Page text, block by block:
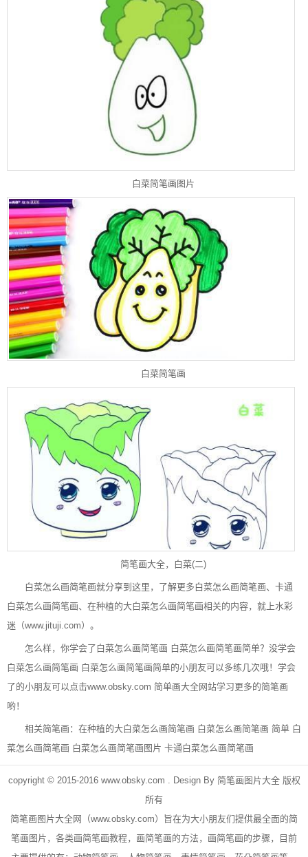
白菜简笔画图片
白菜简笔画
简笔画大全，白菜(二)
白菜怎么画简笔画就分享到这里，了解更多白菜怎么画简笔画、卡通
白菜怎么画简笔画、在种植的大白菜怎么画简笔画相关的内容，就上水彩
迷（www.jituji.com）。
怎么样，你学会了白菜怎么画简笔画 白菜怎么画简笔画简单？没学会
白菜怎么画简笔画 白菜怎么画简笔画简单的小朋友可以多练几次哦！学会
了的小朋友可以点击www.obsky.com 简单画大全网站学习更多的简笔画
哟！
相关简笔画： 在种植的大白菜怎么画简笔画 白菜怎么画简笔画 简单 白
菜怎么画简笔画 白菜怎么画简笔画图片 卡通白菜怎么画简笔画
copyright © 2015-2016 www.obsky.com . Design By 简笔画图片大全版权
所有
简笔画 图片大全网（www.obsky.com）旨在为大小朋友们提供最全面的简
笔画图片，各类画简笔画教程，画简笔画的方法，画简笔画的步骤，目前